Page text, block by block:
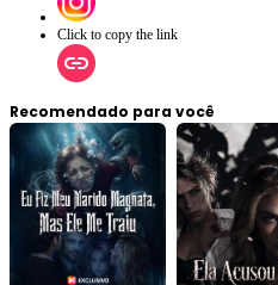
Click to copy the link
Recomendado para você